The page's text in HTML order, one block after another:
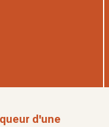
d'une